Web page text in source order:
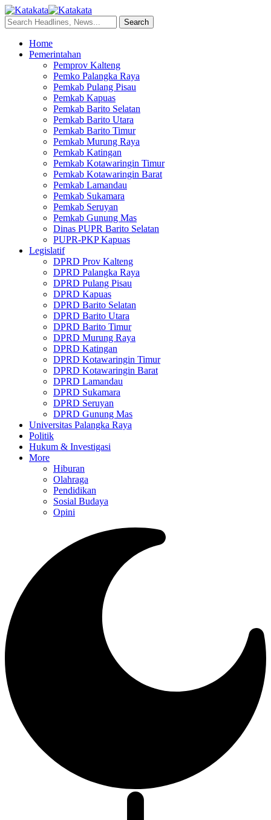
Home
Pemerintahan
Pemprov Kalteng
Pemko Palangka Raya
Pemkab Pulang Pisau
Pemkab Kapuas
Pemkab Barito Selatan
Pemkab Barito Utara
Pemkab Barito Timur
Pemkab Murung Raya
Pemkab Katingan
Pemkab Kotawaringin Timur
Pemkab Kotawaringin Barat
Pemkab Lamandau
Pemkab Sukamara
Pemkab Seruyan
Pemkab Gunung Mas
Dinas PUPR Barito Selatan
PUPR-PKP Kapuas
Legislatif
DPRD Prov Kalteng
DPRD Palangka Raya
DPRD Pulang Pisau
DPRD Kapuas
DPRD Barito Selatan
DPRD Barito Utara
DPRD Barito Timur
DPRD Murung Raya
DPRD Katingan
DPRD Kotawaringin Timur
DPRD Kotawaringin Barat
DPRD Lamandau
DPRD Sukamara
DPRD Seruyan
DPRD Gunung Mas
Universitas Palangka Raya
Politik
Hukum & Investigasi
More
Hiburan
Olahraga
Pendidikan
Sosial Budaya
Opini